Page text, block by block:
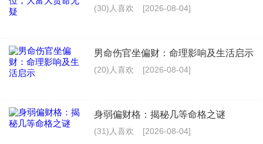
(30)人喜欢 [2026-08-04]
男命伤官坐偏财：命理影响及生活启示
(20)人喜欢 [2026-08-04]
身弱偏财格：揭秘几等命格之谜
(31)人喜欢 [2026-08-04]